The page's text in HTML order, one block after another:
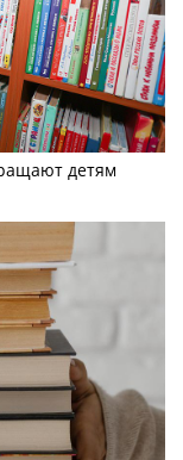
детям